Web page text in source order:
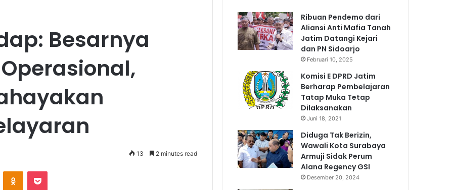
Besarnya
13 2 minutes read
Ribuan Pendemo dari
Aliansi Anti Mafia Tanah
Jatim Datangi Kejari
dan PN Sidoarjo
Februari 10, 2025
Komisi E DPRD Jatim
Berharap Pembelajaran
Tatap Muka Tetap
Dilaksanakan
Juni 18, 2021
Diduga Tak Berizin,
Wawali Kota Surabaya
Armuji Sidak Perum
Alana Regency GSI
Desember 20, 2024